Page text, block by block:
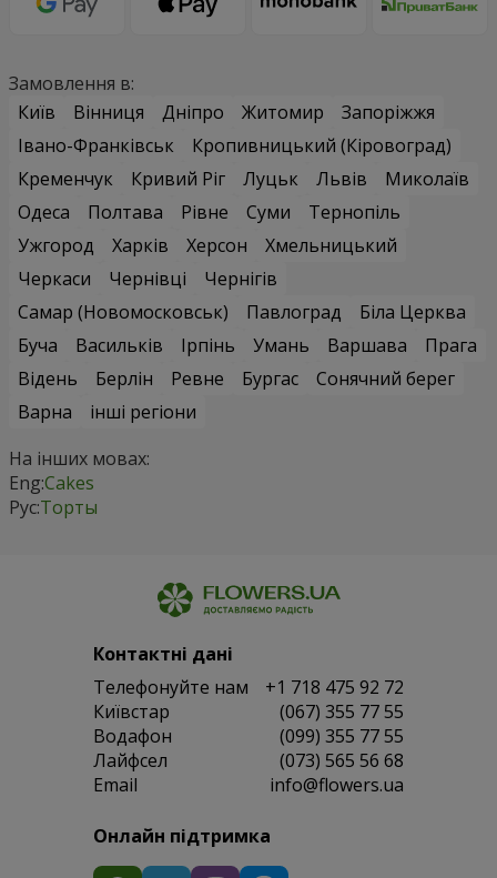
Замовлення в:
Київ
Вінниця Дніпро Житомир
Запоріжжя
Івано-Франківськ
Кропивницький (Кіровоград)
Кременчук
Кривий Ріг Луцьк Львів
Миколаїв
Одеса
Полтава Рівне Суми
Тернопіль
Ужгород
Харків Херсон
Хмельницький
Черкаси
Чернівці
Чернігів
Самар (Новомосковськ)
Павлоград
Біла Церква
Буча
Васильків Ірпінь Умань Варшава
Прага
Відень
Берлін Ревне Бургас
Сонячний берег
Варна
інші регіони
На інших мовах:
Eng:Cakes
Рус:Торты
Контактні дані
Телефонуйте нам
+1 718 475 92 72
Київстар
(067) 355 77 55
Водафон
(099) 355 77 55
Лайфсел
(073) 565 56 68
Email
info@flowers.ua
Онлайн підтримка